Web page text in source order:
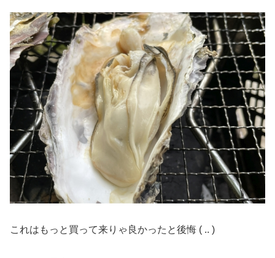
これはもっと買って来りゃ良かったと後悔 ( .. )